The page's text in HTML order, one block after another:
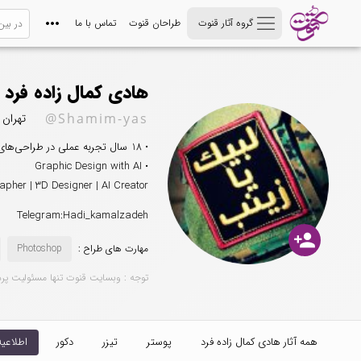
گروه آثار قنوت طراحان قنوت تماس با ما
person_add
هادی کمال زاده فرد
@Shamim-yas تهران
• 18 سال تجربه عملی در طراحی‌های مذهبی، هویت بصری و پروژه‌های تبلیغاتی
• Graphic Design with AI
| 3D Designer | AI Creator
Telegram:Hadi_kamalzadeh
مهارت های طراح : Photoshop
توجه : وبسایت قنوت تنها مسئولیت
همه آثار هادی کمال زاده فرد پوستر تیزر دکور